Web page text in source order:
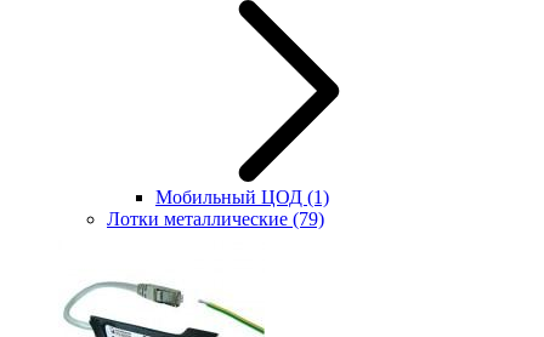
Мобильный ЦОД (1)
Лотки металлические (79)